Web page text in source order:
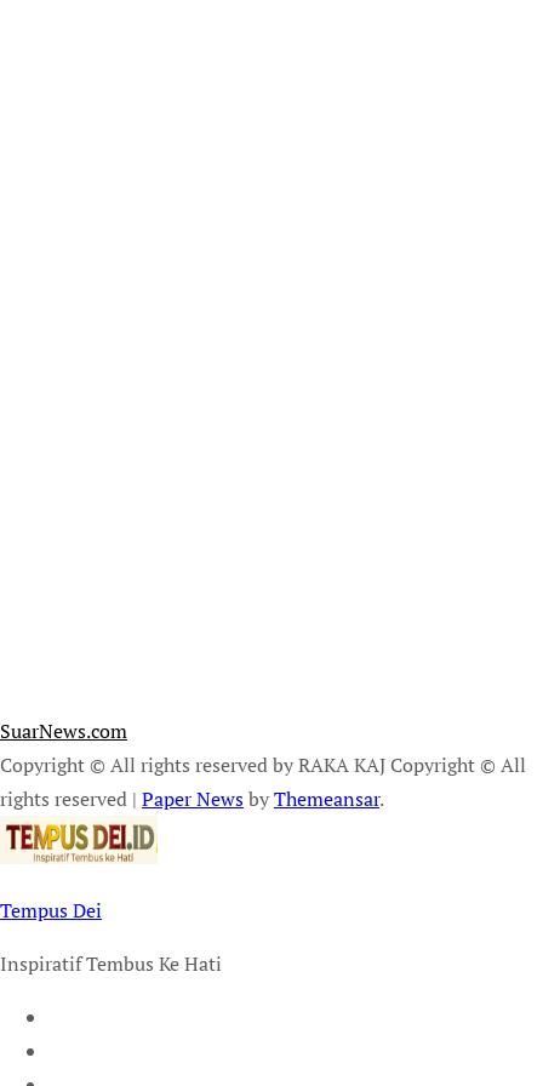
SuarNews.com
Copyright © All rights reserved by RAKA KAJ Copyright © All
rights reserved | Paper NewsbyThemeansar.
Tempus Dei
Inspiratif Tembus Ke Hati